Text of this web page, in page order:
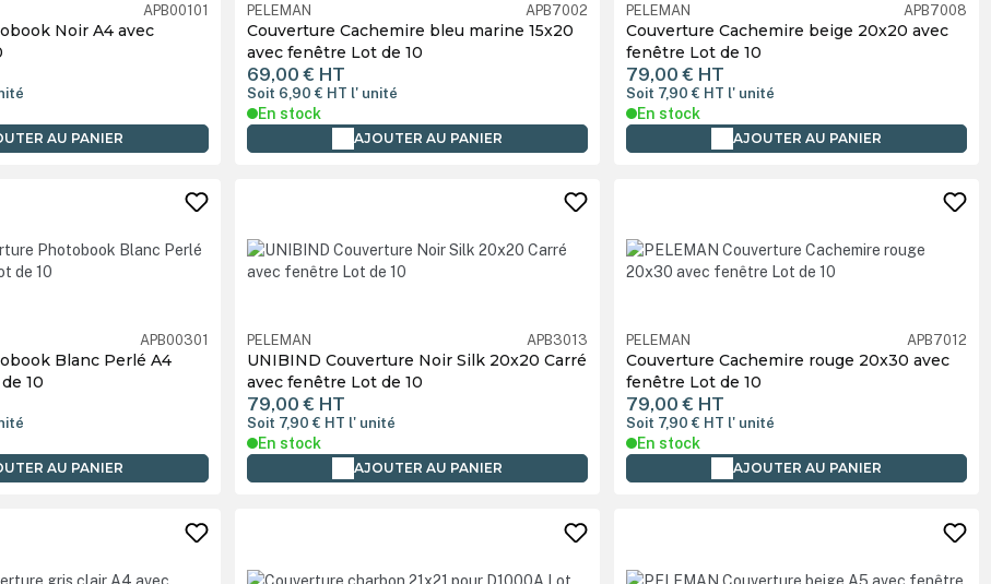
APB00101
Noir A4 avec
AU PANIER
PELEMAN APB7002
Couverture Cachemire bleu marine 15x20
avec fenêtre Lot de 10
69,00 € HT
Soit 6,90 € HT l' unité
En stock
AJOUTER AU PANIER
PELEMAN APB7008
Couverture Cachemire beige 20x20 avec
fenêtre Lot de 10
79,00 € HT
Soit 7,90 € HT l' unité
En stock
AJOUTER AU PANIER
APB00301
Blanc Perlé A4
10
AU PANIER
PELEMAN APB3013
UNIBIND Couverture Noir Silk 20x20 Carré
avec fenêtre Lot de 10
79,00 € HT
Soit 7,90 € HT l' unité
En stock
AJOUTER AU PANIER
PELEMAN APB7012
Couverture Cachemire rouge 20x30 avec
fenêtre Lot de 10
79,00 € HT
Soit 7,90 € HT l' unité
En stock
AJOUTER AU PANIER